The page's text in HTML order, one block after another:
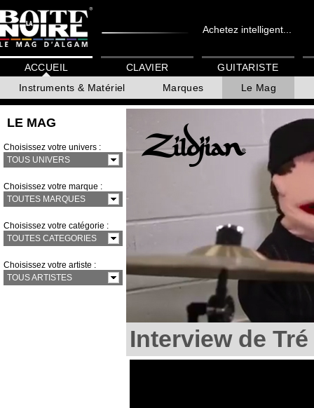
Achetez intelligent...
ACCUEIL
Instruments & Matériel
Marques Le Mag
CLAVIER GUITARISTE
Choisissez votre univers :
TOUS UNIVERS
Choisissez votre marque :
TOUTES MARQUES
Choisissez votre catégorie :
TOUTES CATEGORIES
Choisissez votre artiste :
TOUS ARTISTES
LE MAG
Interview de